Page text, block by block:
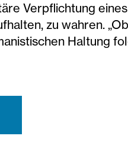
Verpflichtung
zu wahren.
Haltung